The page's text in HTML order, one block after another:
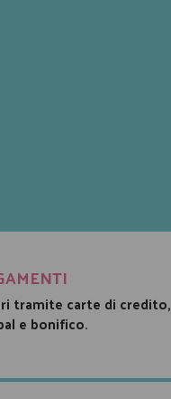
tramite carte di credito,
e bonifico.